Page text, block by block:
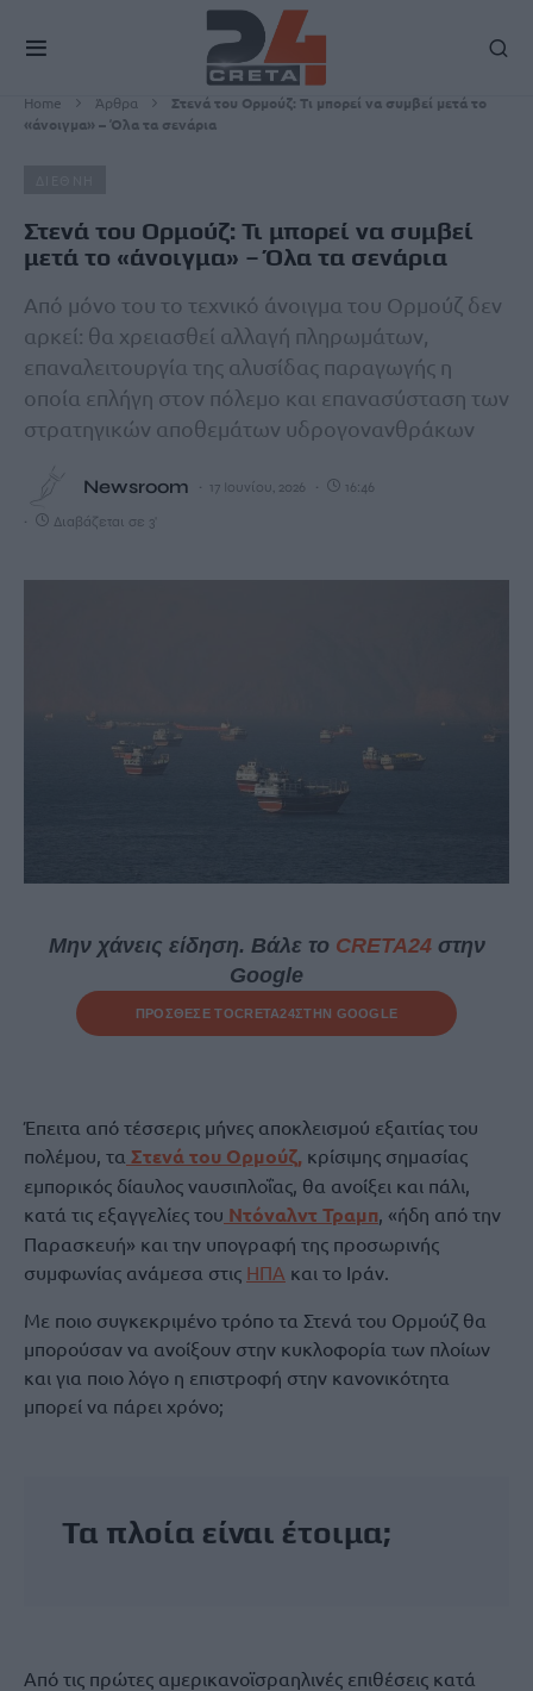
Home Άρθρα
Στενά του Ορμούζ: Τι μπορεί να συμβεί μετά το
«άνοιγμα» – Όλα τα σενάρια
Στενά του Ορμούζ: Τι μπορεί να συμβεί
μετά το «άνοιγμα» – Όλα τα σενάρια
Από μόνο του το τεχνικό άνοιγμα του Ορμούζ δεν
αρκεί: θα χρειασθεί αλλαγή πληρωμάτων,
επαναλειτουργία της αλυσίδας παραγωγής η
οποία επλήγη στον πόλεμο και επανασύσταση των
στρατηγικών αποθεμάτων υδρογονανθράκων
Newsroom 17 Ιουνίου, 2026 16:46
Διαβάζεται σε 3'
Μην χάνεις είδηση. Βάλε το CRETA24στην
Google
ΠΡΟΣΘΕΣΕ ΤΟCRETA24ΣΤΗΝ GOOGLE
Έπειτα από τέσσερις μήνες αποκλεισμού εξαιτίας του
πολέμου, τα Στενά του Ορμούζ, κρίσιμης σημασίας
εμπορικός δίαυλος ναυσιπλοΐας, θα ανοίξει και πάλι,
κατά τις εξαγγελίες του Ντόναλντ Τραμπ, «ήδη από την
Παρασκευή» και την υπογραφή της προσωρινής
συμφωνίας ανάμεσα στις ΗΠΑ και το Ιράν.
Με ποιο συγκεκριμένο τρόπο τα Στενά του Ορμούζ θα
μπορούσαν να ανοίξουν στην κυκλοφορία των πλοίων
και για ποιο λόγο η επιστροφή στην κανονικότητα
μπορεί να πάρει χρόνο;
Τα πλοία είναι έτοιμα;
Από τις πρώτες αμερικανοϊσραηλινές επιθέσεις κατά